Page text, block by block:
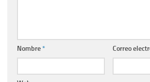
Nombre* Correo